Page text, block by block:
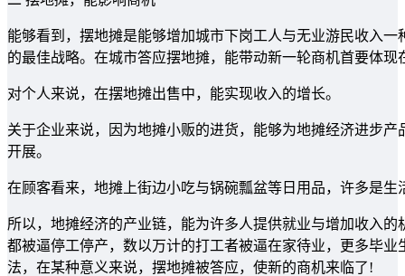
能够看到，摆地摊是能够增加城市下岗工人与无业游民收入
的最佳战略。在城市答应摆地摊，能带动新一轮商机首要体现
对个人来说，在摆地摊出售中，能实现收入的增长。
关于企业来说，因为地摊小贩的进货，能够为地摊经济进步
开展。
在顾客看来，地摊上街边小吃与锅碗瓢盆等日用品，许多是
所以，地摊经济的产业链，能为许多人提供就业与增加收入
都被逼停工停产，数以万计的打工者被逼在家待业，更多毕
法，在某种意义来说，摆地摊被答应，使新的商机来临了!